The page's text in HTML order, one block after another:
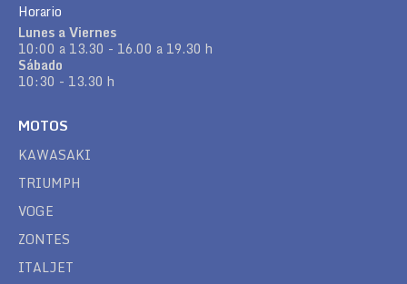
Horario
Lunes a Viernes
10:00 a 13.30 - 16.00 a 19.30 h
Sábado
10:30 - 13.30 h
MOTOS
KAWASAKI
TRIUMPH
VOGE
ZONTES
ITALJET